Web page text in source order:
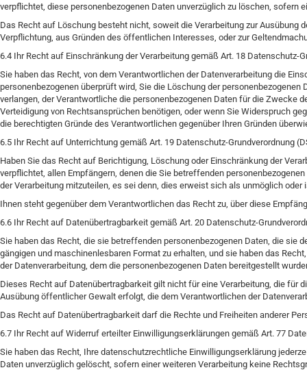
verpflichtet, diese personenbezogenen Daten unverzüglich zu löschen, sofern
Das Recht auf Löschung besteht nicht, soweit die Verarbeitung zur
Verpflichtung, aus Gründen des öffentlichen Interesses, oder zur
6.4 Ihr Recht auf Einschränkung der Verarbeitung gemäß Art. 18 Datenschutz-
Sie haben das Recht, von dem Verantwortlichen der Datenverarbeitung die
personenbezogenen überprüft wird, Sie die Löschung der
verlangen, der Verantwortliche die personenbezogenen Daten für die Zwecke
Verteidigung von Rechtsansprüchen benötigen, oder wenn Sie Widerspruch
die berechtigten Gründe des Verantwortlichen gegenüber Ihren Gründen
6.5 Ihr Recht auf Unterrichtung gemäß Art. 19 Datenschutz-Grundverordnung
Haben Sie das Recht auf Berichtigung, Löschung oder Einschränkung der
verpflichtet, allen Empfängern, denen die Sie betreffenden
der Verarbeitung mitzuteilen, es sei denn, dies erweist sich als unmöglich
Ihnen steht gegenüber dem Verantwortlichen das Recht zu, über diese
6.6 Ihr Recht auf Datenübertragbarkeit gemäß Art. 20 Datenschutz-
Sie haben das Recht, die sie betreffenden personenbezogenen Daten, die
gängigen und maschinenlesbaren Format zu erhalten, und sie haben das
der Datenverarbeitung, dem die personenbezogenen Daten bereitgestellt
Dieses Recht auf Datenübertragbarkeit gilt nicht für eine Verarbeitung, die
Ausübung öffentlicher Gewalt erfolgt, die dem Verantwortlichen der
Das Recht auf Datenübertragbarkeit darf die Rechte und Freiheiten anderer
6.7 Ihr Recht auf Widerruf erteilter Einwilligungserklärungen gemäß Art. 77
Sie haben das Recht, Ihre datenschutzrechtliche Einwilligungserklärung
Daten unverzüglich gelöscht, sofern einer weiteren Verarbeitung keine